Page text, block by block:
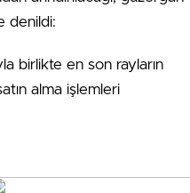
denildi:
birlikte en son rayların
alma işlemleri